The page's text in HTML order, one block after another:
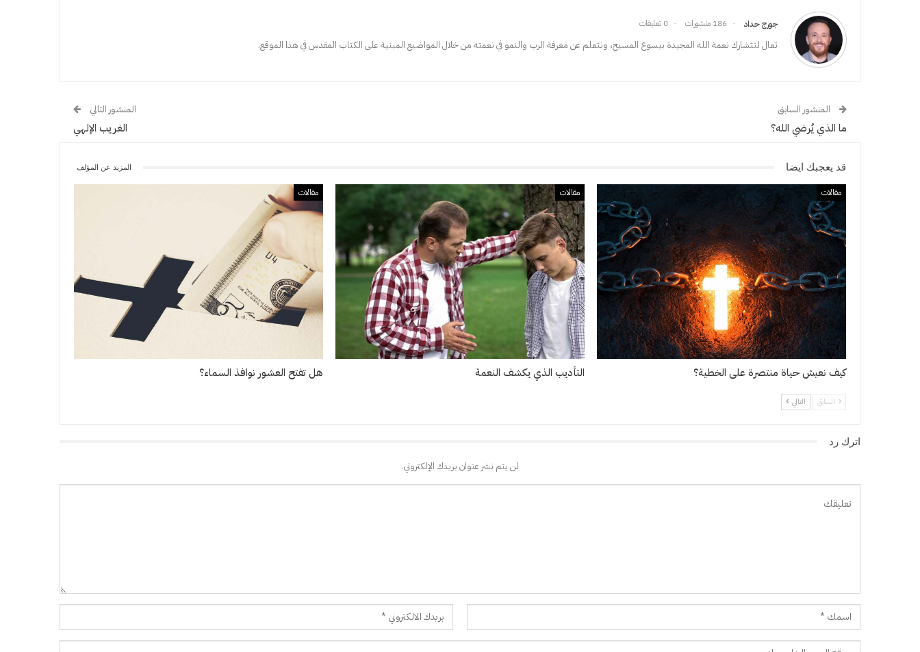
جورج حداد 186 منشورات 0 تعليقات
تعال لنتشارك نعمة الله المجيدة بيسوع المسيح، ونتعلم عن معرفة الرب والنمو في نعمته من خلال المواضيع المبنية على الكتاب المقدس في هذا الموقع.
المنشور السابق
ما الذي يُرضي الله؟
المنشور التالي
الغريب الإلهي
قد يعجبك ايضا المزيد عن المؤلف
مقالات
كيف نعيش حياة منتصرة على الخطية؟
مقالات
التأديب الذي يكشف النعمة
مقالات
هل تفتح العشور نوافذ السماء؟
السابق التالي
اترك رد
لن يتم نشر عنوان بريدك الإلكتروني.